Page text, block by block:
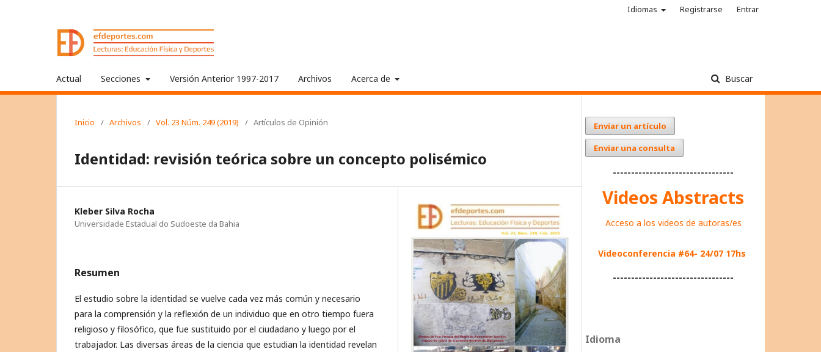
Actual Secciones Versión Anterior 1997-2017 Archivos Acerca de Buscar
Idiomas Registrarse Entrar
Inicio / Archivos / Vol. 23 Núm. 249 (2019) / Artículos de Opinión
Identidad: revisión teórica sobre un concepto polisémico
Kleber Silva Rocha
Universidade Estadual do Sudoeste da Bahia
Resumen
El estudio sobre la identidad se vuelve cada vez más común y necesario
para la comprensión y la reflexión de un individuo que en otro tiempo fuera
religioso y filosófico, que fue sustituido por el ciudadano y luego por el
trabajador. Las diversas áreas de la ciencia que estudian la identidad revelan
Enviar un artículo
Enviar una consulta
---------------------------------
Videos Abstracts
Acceso a los videos de autoras/es
Videoconferencia #64- 24/07 17hs
---------------------------------
Idioma